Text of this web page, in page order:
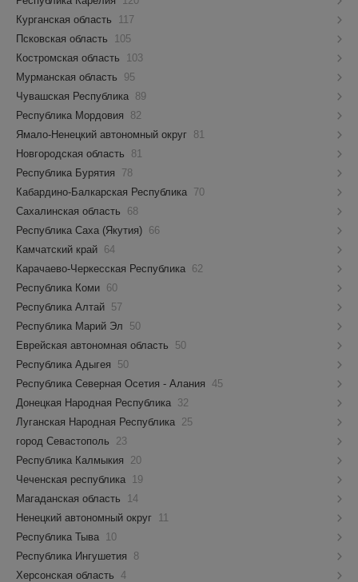
Курганская область
117
Псковская область
105
Костромская область
103
Мурманская область
95
Чувашская Республика 89
Республика Мордовия
82
Ямало-Ненецкий автономный округ 81
Новгородская область
81
Республика Бурятия
78
Кабардино-Балкарская Республика 70
Сахалинская область
68
Республика Саха (Якутия) 66
Камчатский край 64
Карачаево-Черкесская Республика 62
Республика Коми 60
Республика Алтай 57
Республика Марий Эл
50
Еврейская автономная область
50
Республика Адыгея
50
Республика Северная Осетия - Алания 45
Донецкая Народная Республика 32
Луганская Народная Республика 25
город Севастополь
23
Республика Калмыкия
20
Чеченская республика 19
Магаданская область
14
Ненецкий автономный округ 11
Республика Тыва 10
Республика Ингушетия
8
Херсонская область 4